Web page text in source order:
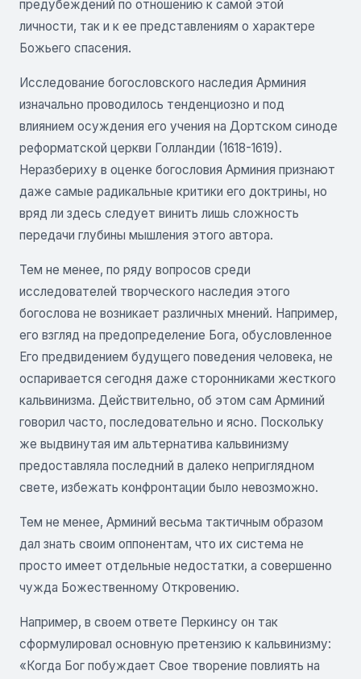
предубеждений по отношению к самой этой
личности, так и к ее представлениям о характере
Божьего спасения.
Исследование богословского наследия Арминия
изначально проводилось тенденциозно и под
влиянием осуждения его учения на Дортском синоде
реформатской церкви Голландии (1618-1619).
Неразбериху в оценке богословия Арминия признают
даже самые радикальные критики его доктрины, но
вряд ли здесь следует винить лишь сложность
передачи глубины мышления этого автора.
Тем не менее, по ряду вопросов среди
исследователей творческого наследия этого
богослова не возникает различных мнений. Например,
его взгляд на предопределение Бога, обусловленное
Его предвидением будущего поведения человека, не
оспаривается сегодня даже сторонниками жесткого
кальвинизма. Действительно, об этом сам Арминий
говорил часто, последовательно и ясно. Поскольку
же выдвинутая им альтернатива кальвинизму
предоставляла последний в далеко неприглядном
свете, избежать конфронтации было невозможно.
Тем не менее, Арминий весьма тактичным образом
дал знать своим оппонентам, что их система не
просто имеет отдельные недостатки, а совершенно
чужда Божественному Откровению.
Например, в своем ответе Перкинсу он так
сформулировал основную претензию к кальвинизму:
«Когда Бог побуждает Свое творение повлиять на